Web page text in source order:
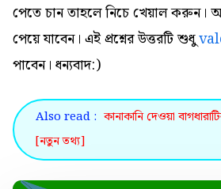
পেতে চান তাহলে নিচে খেয়াল করুন।
পেয়ে যাবেন। এই প্রশ্নের উত্তরটি শুধু
পাবেন। ধন্যবাদ:)
Also read : কানাকানি দেওয়া
[নতুন তথ্য]